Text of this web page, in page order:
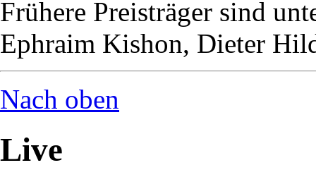
Frühere Preisträger sind
Ephraim Kishon, Dieter
Nach oben
Live